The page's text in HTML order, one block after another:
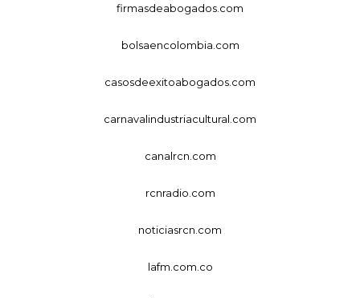
firmasdeabogados.com
bolsaencolombia.com
casosdeexitoabogados.com
carnavalindustriacultural.com
canalrcn.com
rcnradio.com
noticiasrcn.com
lafm.com.co